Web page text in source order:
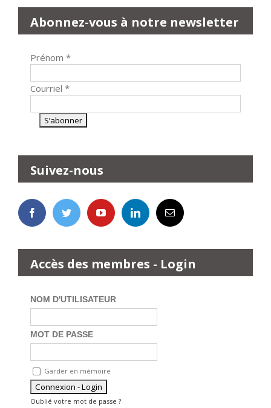
Abonnez-vous à notre newsletter
Prénom *
Courriel *
Suivez-nous
Accès des membres - Login
NOM D'UTILISATEUR
MOT DE PASSE
Garder en mémoire
Oublié votre mot de passe ?